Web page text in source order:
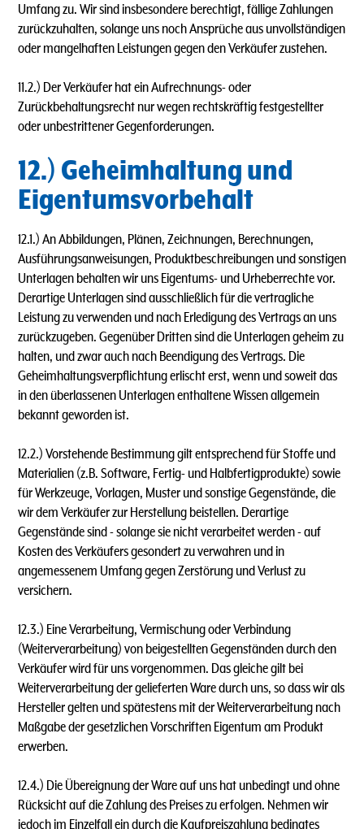
Umfang zu. Wir sind insbesondere berechtigt, fällige Zahlungen
zurückzuhalten, solange uns noch Ansprüche aus unvollständigen
oder mangelhaften Leistungen gegen den Verkäufer zustehen.
11.2.) Der Verkäufer hat ein Aufrechnungs- oder
Zurückbehaltungsrecht nur wegen rechtskräftig festgestellter
oder unbestrittener Gegenforderungen.
12.) Geheimhaltung und
Eigentumsvorbehalt
12.1.) An Abbildungen, Plänen, Zeichnungen, Berechnungen,
Ausführungsanweisungen, Produktbeschreibungen und sonstigen
Unterlagen behalten wir uns Eigentums- und Urheberrechte vor.
Derartige Unterlagen sind ausschließlich für die vertragliche
Leistung zu verwenden und nach Erledigung des Vertrags an uns
zurückzugeben. Gegenüber Dritten sind die Unterlagen geheim zu
halten, und zwar auch nach Beendigung des Vertrags. Die
Geheimhaltungsverpflichtung erlischt erst, wenn und soweit das
in den überlassenen Unterlagen enthaltene Wissen allgemein
bekannt geworden ist.
12.2.) Vorstehende Bestimmung gilt entsprechend für Stoffe und
Materialien (z.B. Software, Fertig- und Halbfertigprodukte) sowie
für Werkzeuge, Vorlagen, Muster und sonstige Gegenstände, die
wir dem Verkäufer zur Herstellung beistellen. Derartige
Gegenstände sind - solange sie nicht verarbeitet werden - auf
Kosten des Verkäufers gesondert zu verwahren und in
angemessenem Umfang gegen Zerstörung und Verlust zu
versichern.
12.3.) Eine Verarbeitung, Vermischung oder Verbindung
(Weiterverarbeitung) von beigestellten Gegenständen durch den
Verkäufer wird für uns vorgenommen. Das gleiche gilt bei
Weiterverarbeitung der gelieferten Ware durch uns, so dass wir als
Hersteller gelten und spätestens mit der Weiterverarbeitung nach
Maßgabe der gesetzlichen Vorschriften Eigentum am Produkt
erwerben.
12.4.) Die Übereignung der Ware auf uns hat unbedingt und ohne
Rücksicht auf die Zahlung des Preises zu erfolgen. Nehmen wir
jedoch im Einzelfall ein durch die Kaufpreiszahlung bedingtes